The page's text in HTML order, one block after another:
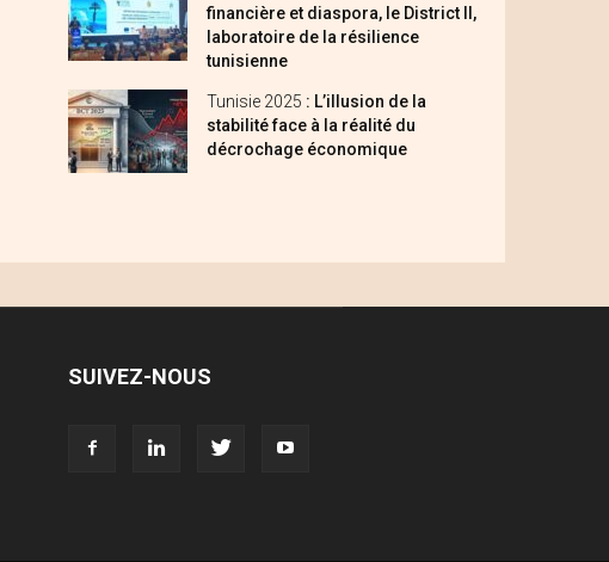
financière et diaspora, le District II,
laboratoire de la résilience
tunisienne
Tunisie 2025 : L’illusion de la
stabilité face à la réalité du
décrochage économique
SUIVEZ-NOUS